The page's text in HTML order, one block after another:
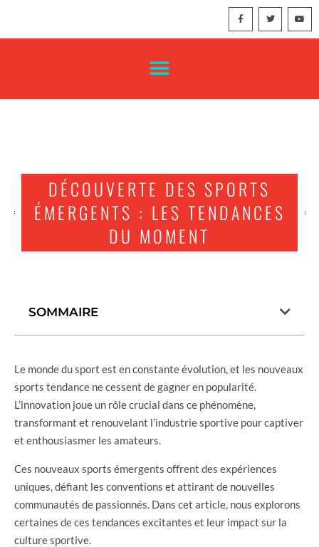
DÉCOUVERTE DES SPORTS
ÉMERGENTS : LES TENDANCES
DU MOMENT
SOMMAIRE
Le monde du sport est en constante évolution, et les nouveaux
sports tendance ne cessent de gagner en popularité.
L’innovation joue un rôle crucial dans ce phénomène,
transformant et renouvelant l’industrie sportive pour captiver
et enthousiasmer les amateurs.
Ces nouveaux sports émergents offrent des expériences
uniques, défiant les conventions et attirant de nouvelles
communautés de passionnés. Dans cet article, nous explorons
certaines de ces tendances excitantes et leur impact sur la
culture sportive.